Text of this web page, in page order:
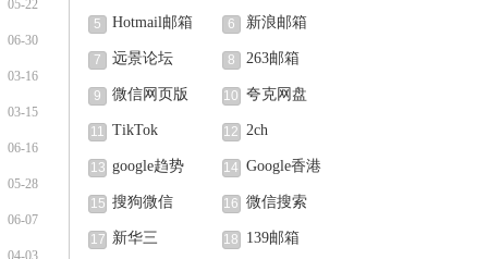
05-22
06-30
03-16
03-15
06-16
05-28
06-07
04-03
5 Hotmail邮箱 6 新浪邮箱
7 远景论坛 8 263邮箱
9 微信网页版 10 夸克网盘
11 TikTok 12 2ch
13 google趋势 14 Google香港
15 搜狗微信 16 微信搜索
17 新华三 18 139邮箱